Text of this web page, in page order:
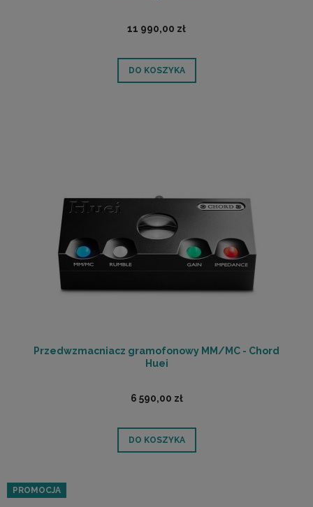
11 990,00 zł
DO KOSZYKA
Przedwzmacniacz gramofonowy MM/MC - Chord
Huei
6 590,00 zł
DO KOSZYKA
PROMOCJA